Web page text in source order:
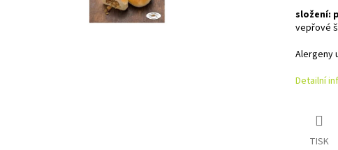
složení:
vepřové
Alergeny
Detailní
TISK